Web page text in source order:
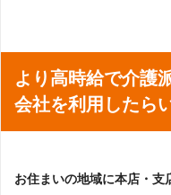
より高時給で介護
会社を利用したら
お住まいの地域に本店・支